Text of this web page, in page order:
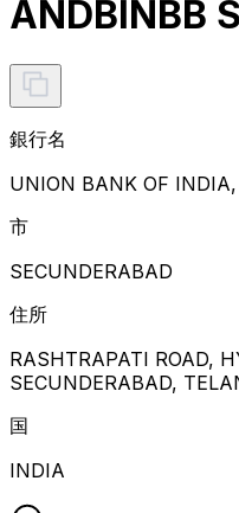
ANDBINBB
銀行名
UNION BANK OF
市
SECUNDERABAD
住所
RASHTRAPATI ROAD,
SECUNDERABAD,
国
INDIA